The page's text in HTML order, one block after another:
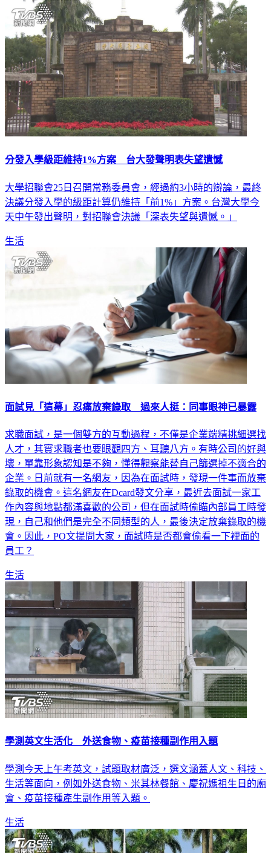
分發入學級距維持1%方案 台大發聲明表失望遺憾
大學招聯會25日召開常務委員會，經過約3小時的辯論，最終
決議分發入學的級距計算仍維持「前1%」方案。台灣大學今
天中午發出聲明，對招聯會決議「深表失望與遺憾。」
生活
面試見「這幕」忍痛放棄錄取 過來人挺：同事眼神已暴露
求職面試，是一個雙方的互動過程，不僅是企業端精挑細選找
人才，其實求職者也要眼觀四方、耳聽八方。有時公司的好與
壞，單靠形象認知是不夠，懂得觀察能替自己篩選掉不適合的
企業。日前就有一名網友，因為在面試時，發現一件事而放棄
錄取的機會。這名網友在Dcard發文分享，最近去面試一家工
作內容與地點都滿喜歡的公司，但在面試時偷瞄內部員工時發
現，自己和他們是完全不同類型的人，最後決定放棄錄取的機
會。因此，PO文提問大家，面試時是否都會偷看一下裡面的
員工？
生活
學測英文生活化 外送食物、疫苗接種副作用入題
學測今天上午考英文，試題取材廣泛，選文涵蓋人文、科技、
生活等面向，例如外送食物、米其林餐館、慶祝媽祖生日的廟
會、疫苗接種產生副作用等入題。
生活